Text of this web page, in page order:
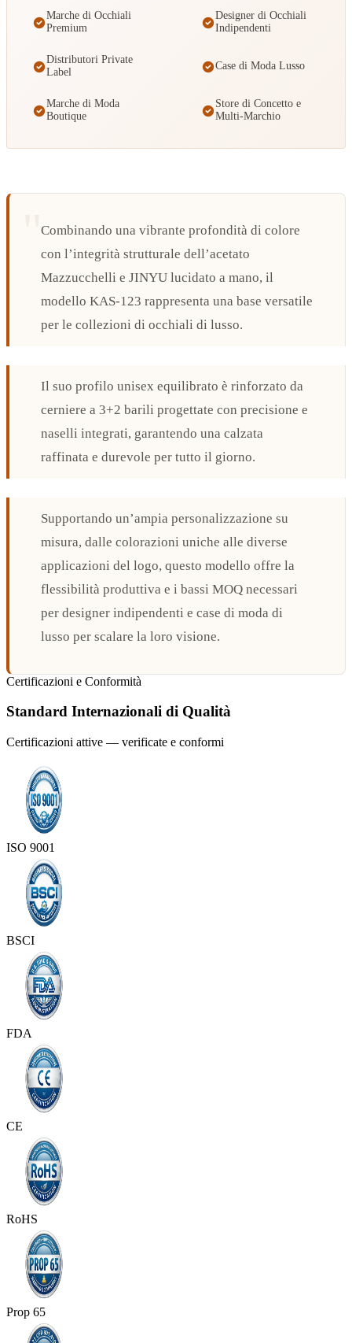
Marche di Occhiali
Premium
Designer di Occhiali
Indipendenti
Distributori Private
Label
Case di Moda Lusso
Marche di Moda
Boutique
Store di Concetto e
Multi-Marchio
Combinando una vibrante profondità di colore
con l’integrità strutturale dell’acetato
Mazzucchelli e JINYU lucidato a mano, il
modello KAS-123 rappresenta una base versatile
per le collezioni di occhiali di lusso.
Il suo profilo unisex equilibrato è rinforzato da
cerniere a 3+2 barili progettate con precisione e
naselli integrati, garantendo una calzata
raffinata e durevole per tutto il giorno.
Supportando un’ampia personalizzazione su
misura, dalle colorazioni uniche alle diverse
applicazioni del logo, questo modello offre la
flessibilità produttiva e i bassi MOQ necessari
per designer indipendenti e case di moda di
lusso per scalare la loro visione.
Certificazioni e Conformità
Standard Internazionali di Qualità
Certificazioni attive — verificate e conformi
ISO 9001
BSCI
FDA
CE
RoHS
Prop 65